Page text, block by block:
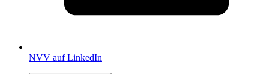
NVV auf LinkedIn